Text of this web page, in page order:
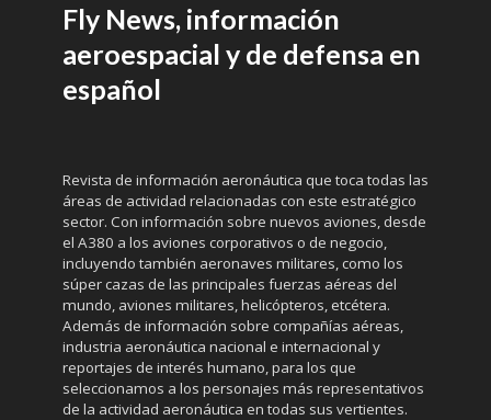
Fly News, información
aeroespacial y de defensa en
español
Revista de información aeronáutica que toca todas las
áreas de actividad relacionadas con este estratégico
sector. Con información sobre nuevos aviones, desde
el A380 a los aviones corporativos o de negocio,
incluyendo también aeronaves militares, como los
súper cazas de las principales fuerzas aéreas del
mundo, aviones militares, helicópteros, etcétera.
Además de información sobre compañías aéreas,
industria aeronáutica nacional e internacional y
reportajes de interés humano, para los que
seleccionamos a los personajes más representativos
de la actividad aeronáutica en todas sus vertientes.